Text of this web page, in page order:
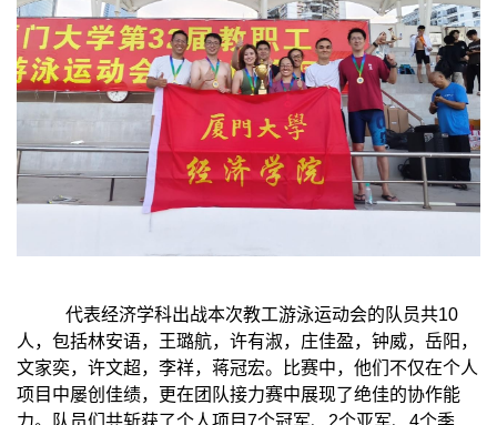
代表经济学科出战本次教工游泳运动会的队员共10
人，包括林安语，王璐航，许有淑，庄佳盈，钟威，岳阳，
文家奕，许文超，李祥，蒋冠宏。比赛中，他们不仅在个人
项目中屡创佳绩，更在团队接力赛中展现了绝佳的协作能
力。队员们共斩获了个人项目7个冠军、2个亚军、4个季